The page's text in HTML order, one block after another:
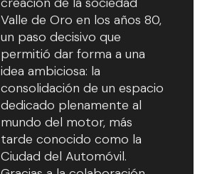
Valle de Oro en los años 80,
un paso decisivo que
permitió dar forma a una
idea ambiciosa: la
consolidación de un espacio
dedicado plenamente al
mundo del motor, más
tarde conocido como la
Ciudad del Automóvil.